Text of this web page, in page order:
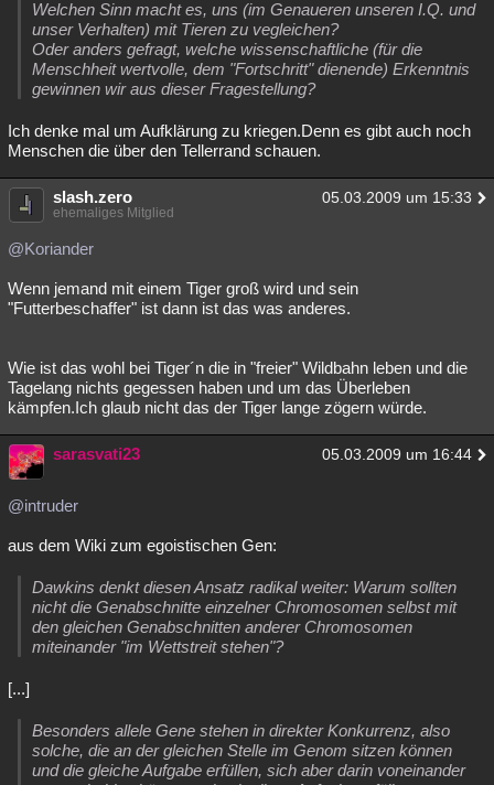
Welchen Sinn macht es, uns (im Genaueren unseren I.Q. und
unser Verhalten) mit Tieren zu vegleichen?
Oder anders gefragt, welche wissenschaftliche (für die
Menschheit wertvolle, dem "Fortschritt" dienende) Erkenntnis
gewinnen wir aus dieser Fragestellung?
Ich denke mal um Aufklärung zu kriegen.Denn es gibt auch noch
Menschen die über den Tellerrand schauen.
slash.zero 05.03.2009 um 15:33
ehemaliges Mitglied
@Koriander
Wenn jemand mit einem Tiger groß wird und sein
"Futterbeschaffer" ist dann ist das was anderes.
Wie ist das wohl bei Tiger´n die in "freier" Wildbahn leben und die
Tagelang nichts gegessen haben und um das Überleben
kämpfen.Ich glaub nicht das der Tiger lange zögern würde.
sarasvati23 05.03.2009 um 16:44
@intruder
aus dem Wiki zum egoistischen Gen:
Dawkins denkt diesen Ansatz radikal weiter: Warum sollten
nicht die Genabschnitte einzelner Chromosomen selbst mit
den gleichen Genabschnitten anderer Chromosomen
miteinander "im Wettstreit stehen"?
[...]
Besonders allele Gene stehen in direkter Konkurrenz, also
solche, die an der gleichen Stelle im Genom sitzen können
und die gleiche Aufgabe erfüllen, sich aber darin voneinander